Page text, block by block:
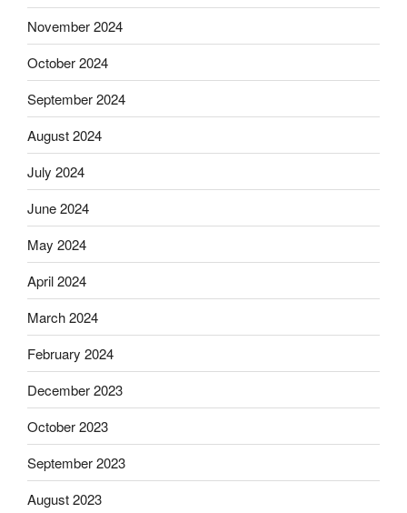
November 2024
October 2024
September 2024
August 2024
July 2024
June 2024
May 2024
April 2024
March 2024
February 2024
December 2023
October 2023
September 2023
August 2023